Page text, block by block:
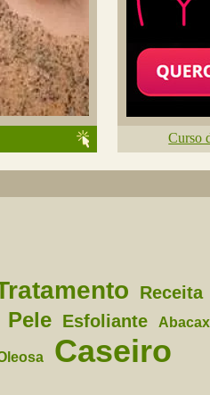
Curso
Receita
Pele Esfoliante
Caseiro